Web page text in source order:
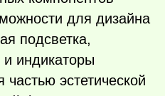
для дизайна
подсветка,
индикаторы
частью эстетической